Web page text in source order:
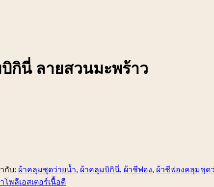
กินี่ ลายสวนมะพร้าว
กับ: ผ้าคลุมชุดว่ายน้ำ, ผ้าคลุมบิกินี่, ผ้าชีฟอง, ผ้าชีฟองคลุมชุด
โพลีเอสเตอร์เนื้อดี